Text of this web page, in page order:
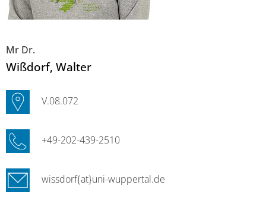
Mr Dr.
Wißdorf, Walter
V.08.072
+49-202-439-2510
wissdorf{at}uni-wuppertal.de